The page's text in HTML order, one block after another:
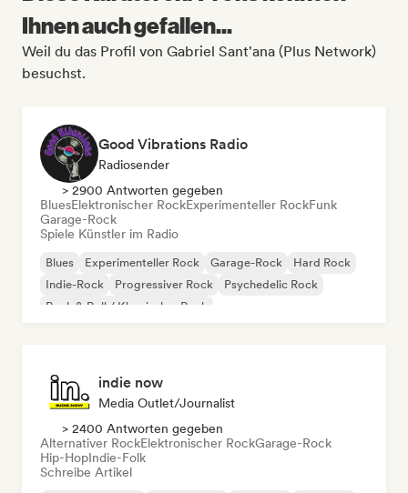
Ihnen auch gefallen...
Weil du das Profil von Gabriel Sant'ana (Plus Network)
besuchst.
Good Vibrations Radio
Radiosender
> 2900 Antworten gegeben
BluesElektronischer RockExperimenteller RockFunk
Garage-Rock
Spiele Künstler im Radio
Blues Experimenteller Rock Garage-Rock
Hard Rock
Indie-Rock
Progressiver Rock
Psychedelic Rock
Rock & Roll / Klassischer Rock
indie now
Media Outlet/Journalist
> 2400 Antworten gegeben
Alternativer RockElektronischer RockGarage-Rock
Hip-HopIndie-Folk
Schreibe Artikel